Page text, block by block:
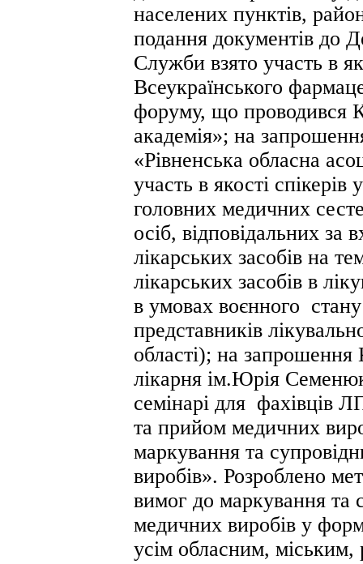
населених пунктів,
подання документів до
Служби взято участь в
Всеукраїнського
форуму, що проводився
академія»; на
«Рівненська обласна
участь в якості спікерів
головних медичних
осіб, відповідальних за
лікарських засобів на
лікарських засобів в
в умовах воєнного
представників
області); на запрошення
лікарня ім.Юрія
семінарі для фахівців
та прийом медичних
маркування та
виробів». Розроблено
вимог до маркування та
медичних виробів у
усім обласним,